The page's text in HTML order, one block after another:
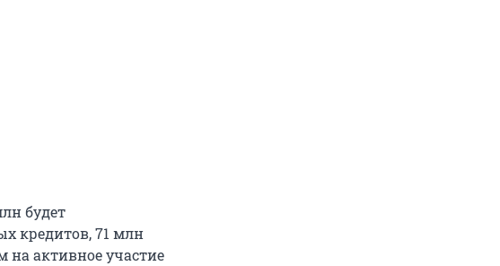
будет
кредитов, 71 млн
на активное участие